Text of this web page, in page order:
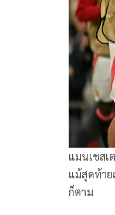
แมนเชสเ
แม้สุดท้า
ก็ตาม